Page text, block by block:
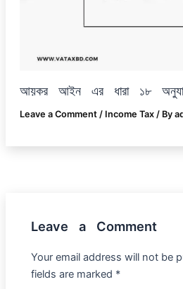
আয়কর আইন এর ধারা ১৮
Leave a Comment / Income Tax/ By
Leave a Comment
Your email address will not be
fields are marked *